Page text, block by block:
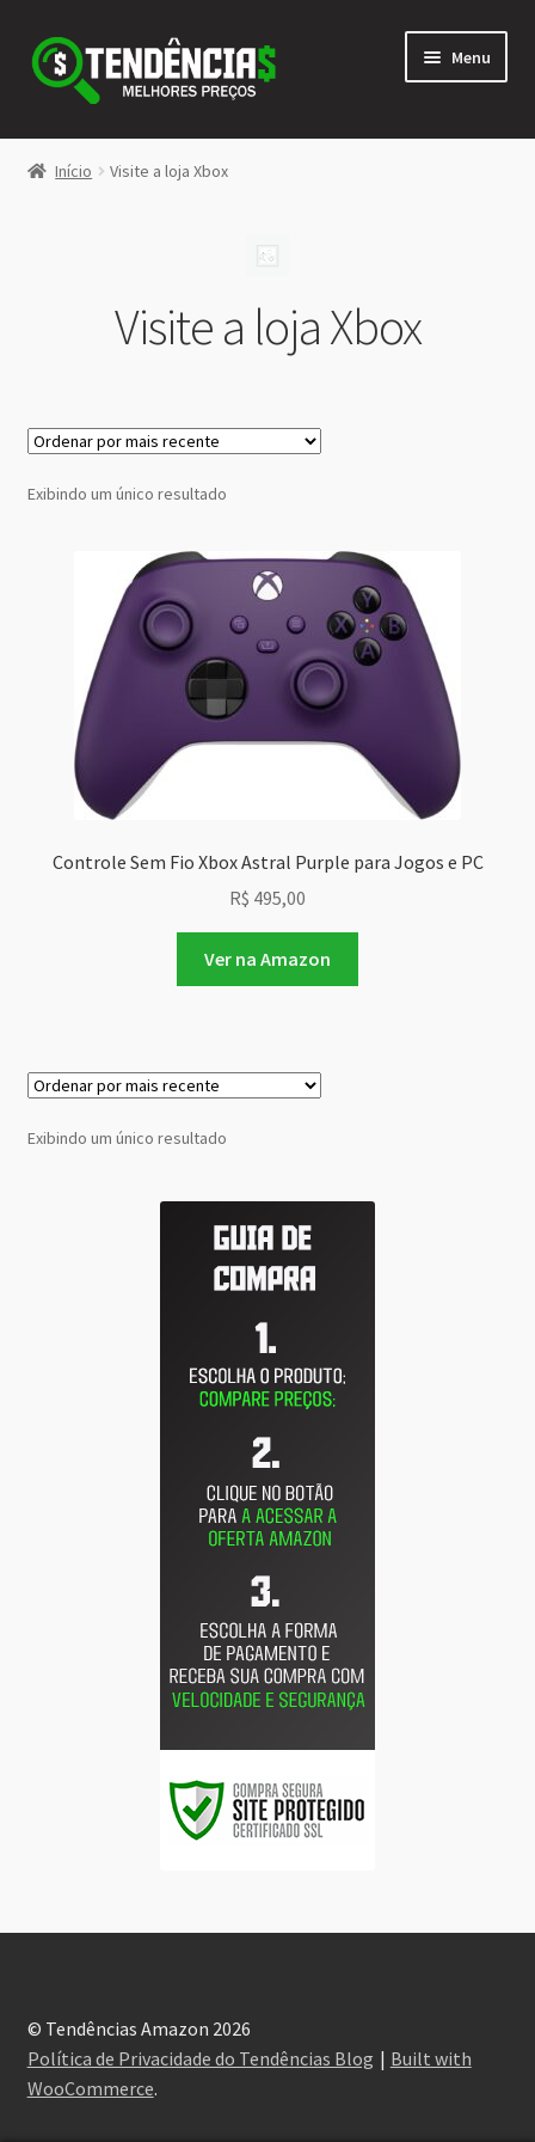
Pular
para
navegação
Pular
para
conteúdo
Menu
LOJA
Início Visite a loja Xbox
Visite a loja Xbox
Exibindo um único resultado
Controle Sem Fio Xbox Astral Purple para Jogos e PC
R$ 495,00
Ver na Amazon
Exibindo um único resultado
© Tendências Amazon 2026
Política de Privacidade do Tendências Blog
Built with
WooCommerce.